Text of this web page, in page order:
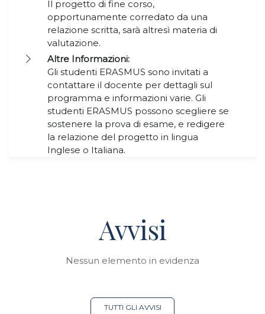
Il progetto di fine corso,
opportunamente corredato da una
relazione scritta, sarà altresì materia di
valutazione.
Altre Informazioni:
Gli studenti ERASMUS sono invitati a
contattare il docente per dettagli sul
programma e informazioni varie. Gli
studenti ERASMUS possono scegliere se
sostenere la prova di esame, e redigere
la relazione del progetto in lingua
Inglese o Italiana.
Avvisi
Nessun elemento in evidenza
TUTTI GLI AVVISI